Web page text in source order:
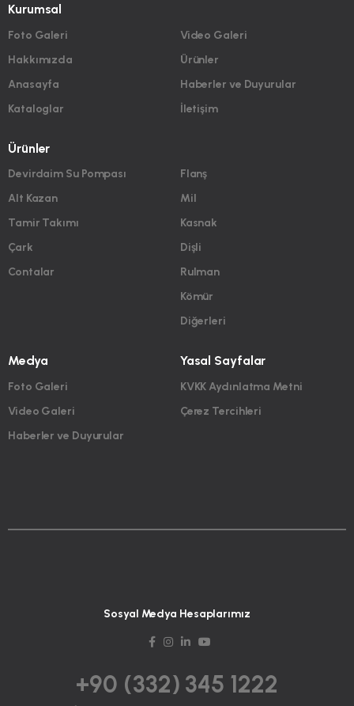
Kurumsal
Foto Galeri
Hakkımızda
Anasayfa
Kataloglar
Video Galeri
Ürünler
Haberler ve Duyurular
İletişim
Ürünler
Devirdaim Su Pompası
Alt Kazan
Tamir Takımı
Çark
Contalar
Flanş
Mil
Kasnak
Dişli
Rulman
Kömür
Diğerleri
Medya
Foto Galeri
Video Galeri
Haberler ve Duyurular
Yasal Sayfalar
KVKK Aydınlatma Metni
Çerez Tercihleri
Sosyal Medya Hesaplarımız
+90 (332) 345 1222